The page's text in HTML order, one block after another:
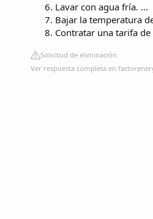
Lavar con agua fría. ...
Bajar la temperatura
Contratar una tarifa de
Solicitud de eliminación
Ver respuesta completa en